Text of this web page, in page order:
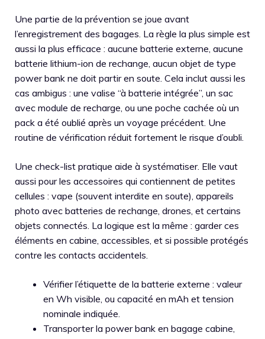
Une partie de la prévention se joue avant
l’enregistrement des bagages. La règle la plus simple est
aussi la plus efficace : aucune batterie externe, aucune
batterie lithium-ion de rechange, aucun objet de type
power bank ne doit partir en soute. Cela inclut aussi les
cas ambigus : une valise “à batterie intégrée”, un sac
avec module de recharge, ou une poche cachée où un
pack a été oublié après un voyage précédent. Une
routine de vérification réduit fortement le risque d’oubli.
Une check-list pratique aide à systématiser. Elle vaut
aussi pour les accessoires qui contiennent de petites
cellules : vape (souvent interdite en soute), appareils
photo avec batteries de rechange, drones, et certains
objets connectés. La logique est la même : garder ces
éléments en cabine, accessibles, et si possible protégés
contre les contacts accidentels.
Vérifier l’étiquette de la batterie externe : valeur
en Wh visible, ou capacité en mAh et tension
nominale indiquée.
Transporter la power bank en bagage cabine,